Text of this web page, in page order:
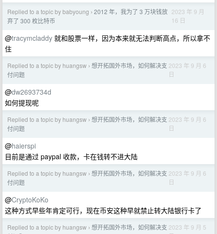
Replied to a topic by babyoung › 2012 年，我为了 3 万块钱放
弃了 300 枚比特币
2023 年 9 月
16 日
@tracymcladdy 就和股票一样，因为本来就无法判断高点，所以拿不
住
Replied to a topic by huangsw › 想开拓国外市场，如何解决支
付问题
2023 年 9 月 6
日
@dw2693734d
如何提现呢
Replied to a topic by huangsw › 想开拓国外市场，如何解决支
付问题
2023 年 9 月 6
日
@haierspi
目前是通过 paypal 收款，卡在钱转不进大陆
Replied to a topic by huangsw › 想开拓国外市场，如何解决支
付问题
2023 年 9 月 6
日
@CryptoKoKo
这种方式早些年肯定可行，现在币安这种早就禁止转大陆银行卡了
Replied to a topic by huangsw › 想开拓国外市场，如何解决支 2023 年 9 月 5